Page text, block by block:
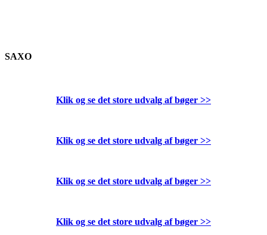
SAXO
Klik og se det store udvalg af bøger >>
Klik og se det store udvalg af bøger >>
Klik og se det store udvalg af bøger >>
Klik og se det store udvalg af bøger >>